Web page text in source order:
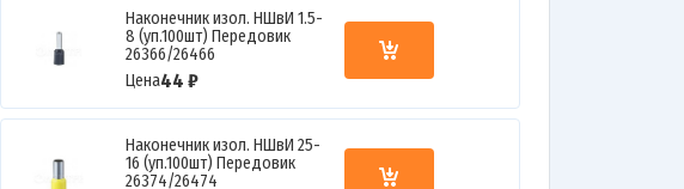
Наконечник изол. НШвИ 1.5-
8 (уп.100шт) Передовик
26366/26466
Цена44 ₽
Наконечник изол. НШвИ 25-
16 (уп.100шт) Передовик
26374/26474